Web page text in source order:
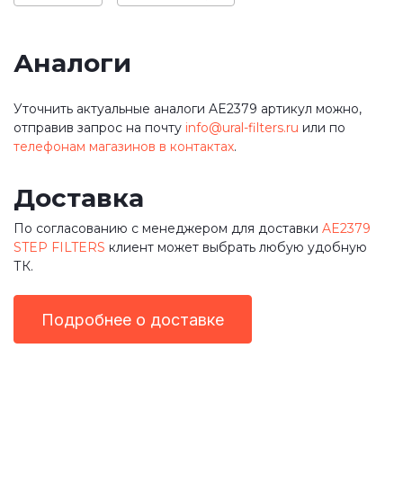
Аналоги
Уточнить актуальные аналоги AE2379 артикул можно,
отправив запрос на почту info@ural-filters.ru или по
телефонам магазинов в контактах.
Доставка
По согласованию с менеджером для доставки AE2379
STEP FILTERS клиент может выбрать любую удобную
ТК.
Подробнее о доставке